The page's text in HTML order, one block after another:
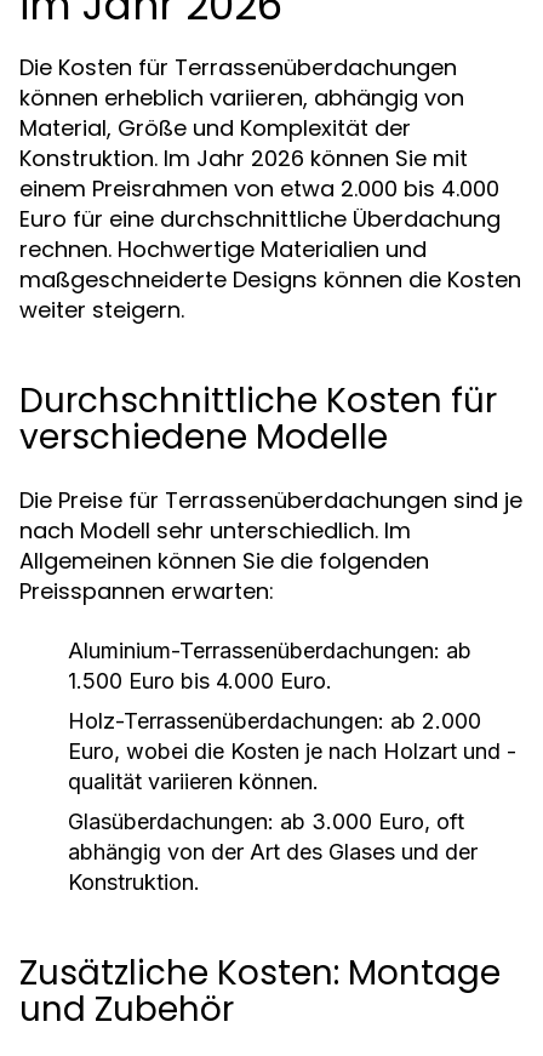
Die Kosten für Terrassenüberdachungen
können erheblich variieren, abhängig von
Material, Größe und Komplexität der
Konstruktion. Im Jahr 2026 können Sie mit
einem Preisrahmen von etwa 2.000 bis 4.000
Euro für eine durchschnittliche Überdachung
rechnen. Hochwertige Materialien und
maßgeschneiderte Designs können die Kosten
weiter steigern.
Durchschnittliche Kosten für
verschiedene Modelle
Die Preise für Terrassenüberdachungen sind je
nach Modell sehr unterschiedlich. Im
Allgemeinen können Sie die folgenden
Preisspannen erwarten:
Aluminium-Terrassenüberdachungen: ab
1.500 Euro bis 4.000 Euro.
Holz-Terrassenüberdachungen: ab 2.000
Euro, wobei die Kosten je nach Holzart und -
qualität variieren können.
Glasüberdachungen: ab 3.000 Euro, oft
abhängig von der Art des Glases und der
Konstruktion.
Zusätzliche Kosten: Montage
und Zubehör